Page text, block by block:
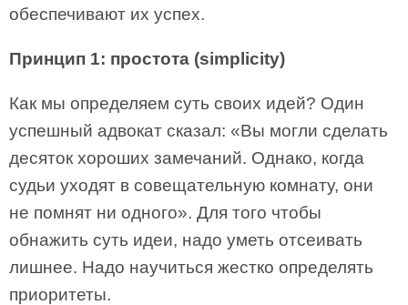
обеспечивают их успех.
Принцип 1: простота (simplicity)
Как мы определяем суть своих идей? Один
успешный адвокат сказал: «Вы могли сделать
десяток хороших замечаний. Однако, когда
судьи уходят в совещательную комнату, они
не помнят ни одного». Для того чтобы
обнажить суть идеи, надо уметь отсеивать
лишнее. Надо научиться жестко определять
приоритеты.